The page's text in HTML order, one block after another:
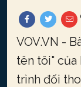
VOV.VN -
tên tôi" của
trình đối